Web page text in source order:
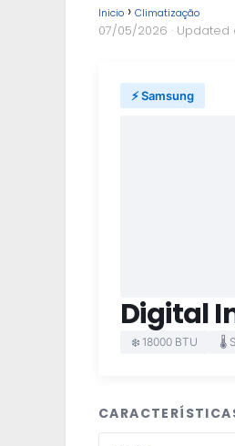
Inicio Climatização
07/05/2026 ·
⚡ Samsung
Digital
❄️ 18000 BTU 🌡️